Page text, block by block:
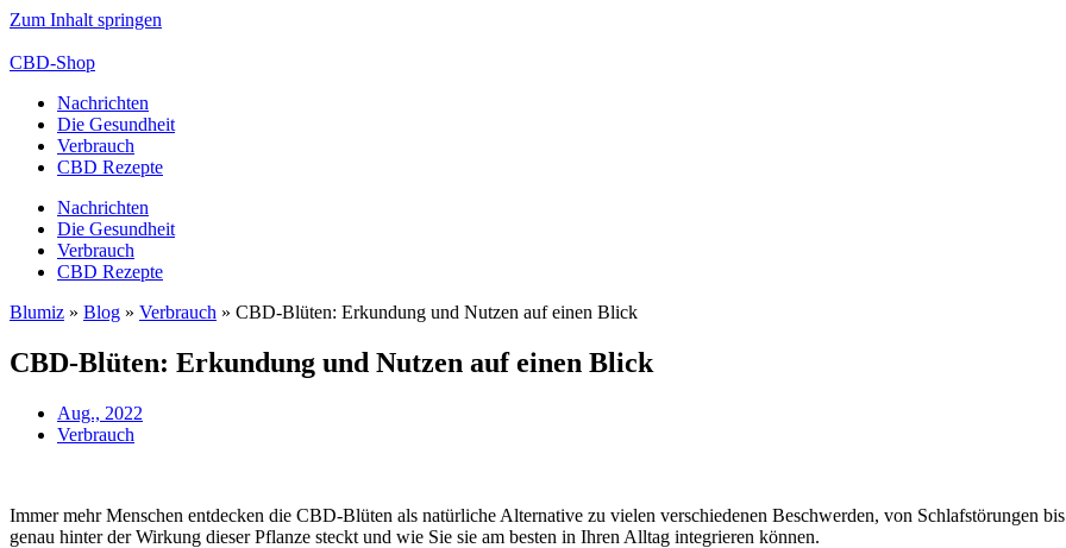
Zum Inhalt springen
CBD-Shop
Nachrichten
Die Gesundheit
Verbrauch
CBD Rezepte
Nachrichten
Die Gesundheit
Verbrauch
CBD Rezepte
Blumiz » Blog » Verbrauch » CBD-Blüten: Erkundung und Nutzen auf einen Blick
CBD-Blüten: Erkundung und Nutzen auf einen Blick
Aug., 2022
Verbrauch
Immer mehr Menschen entdecken die CBD-Blüten als natürliche Alternative zu vielen verschiedenen Beschwerden, von Schlafstörungen
genau hinter der Wirkung dieser Pflanze steckt und wie Sie sie am besten in Ihren Alltag integrieren können.